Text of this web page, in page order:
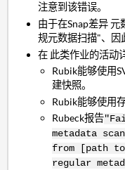
注意到该错误。
由于在Snap差异
规元数据扫描"、因
在 此类作业的活动
Rubik能够使用
建快照。
Rubik能够使用
Rubeck报告
metadata
from [path
regular